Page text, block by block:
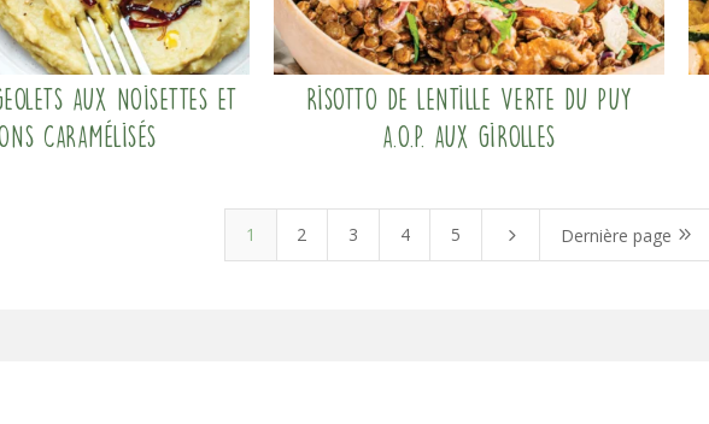
aux noisettes et
caramélisés
Risotto de Lentille verte du Puy
A.O.P. aux girolles
1 2 3 4 5 5 Dernière page 9